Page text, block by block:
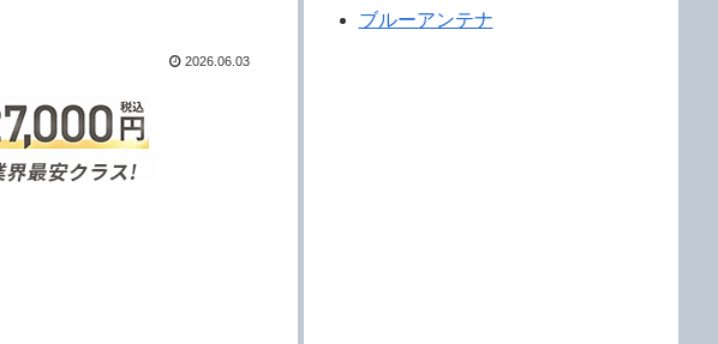
2026.06.03
ブルーアンテナ